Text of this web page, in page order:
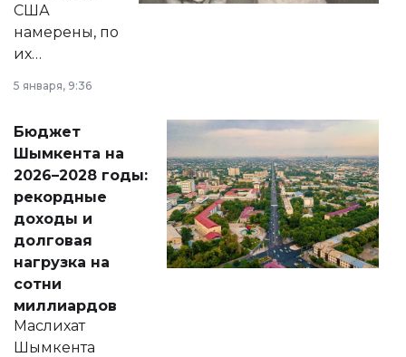
США
намерены, по
их
принести
народу
Венесуэлы.
5 января, 9:36
Бюджет
Шымкента на
2026–2028 годы:
рекордные
доходы и
долговая
нагрузка на
сотни
миллиардов
Маслихат
Шымкента